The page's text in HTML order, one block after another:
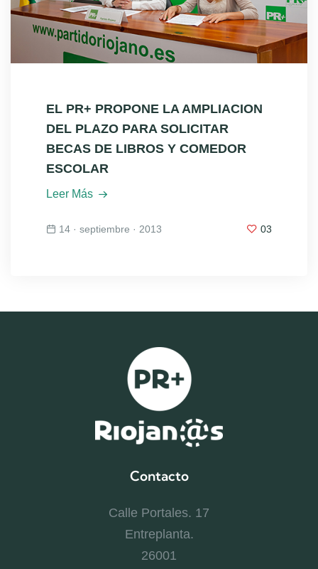
EL PR+ PROPONE LA AMPLIACION
DEL PLAZO PARA SOLICITAR
BECAS DE LIBROS Y COMEDOR
ESCOLAR
Leer Más
14 · septiembre · 2013 03
Contacto
Calle Portales. 17
Entreplanta.
26001